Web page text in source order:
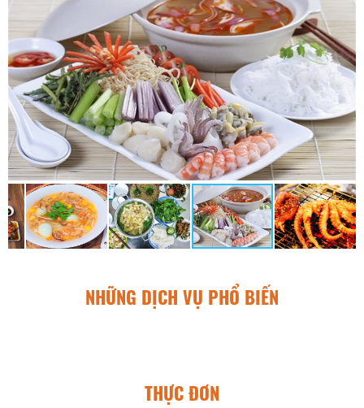
NHỮNG DỊCH VỤ PHỔ BIẾN
THỰC ĐƠN